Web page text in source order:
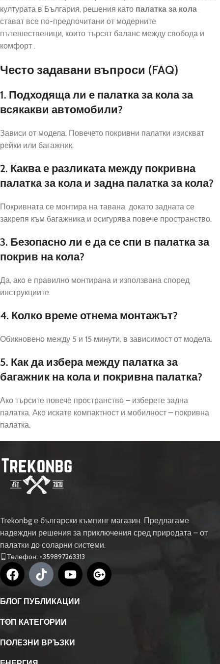
културата в България, решения като палатка за кола
стават все по-предпочитани от модерните
пътешественици, които търсят баланс между свобода и
комфорт .
Често задавани въпроси (FAQ)
1. Подходяща ли е палатка за кола за
всякакви автомобили?
Зависи от модела. Повечето покривни палатки изискват
рейки или багажник.
2. Каква е разликата между покривна
палатка за кола и задна палатка за кола?
Покривната се монтира на тавана, докато задната се
закрепя към багажника и осигурява повече пространство.
3. Безопасно ли е да се спи в палатка за
покрив на кола?
Да, ако е правилно монтирана и използвана според
инструкциите.
4. Колко време отнема монтажът?
Обикновено между 5 и 15 минути, в зависимост от модела.
5. Как да избера между палатка за
багажник на кола и покривна палатка?
Ако търсите повече пространство – изберете задна
палатка. Ако искате компактност и мобилност – покривна
палатка.
Trekonbg е български къмпинг магазин. Предлагаме
надеждни решения за приключения сред природата – от
палатки до соларни системи.
Телефон: +359897263313
БЛОГ ПУБЛИКАЦИИ
ТОП КАТЕГОРИИ
ПОЛЕЗНИ ВРЪЗКИ